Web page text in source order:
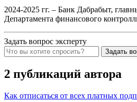
2024-2025 гг. – Банк Дабрабыт,
Департамента финансового
Задать вопрос эксперту
Задать
2 публикаций автора
Как отписаться от всех платных